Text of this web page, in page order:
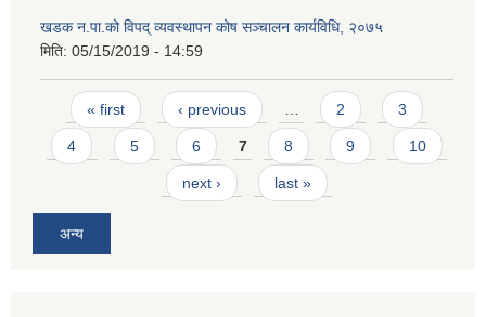
खडक न.पा.को विपद् व्यवस्थापन कोष सञ्चालन कार्यविधि, २०७५
मिति: 05/15/2019 - 14:59
Pages
« first ‹ previous … 2 3
4 5 6 7 8 9 10
next › last »
अन्य